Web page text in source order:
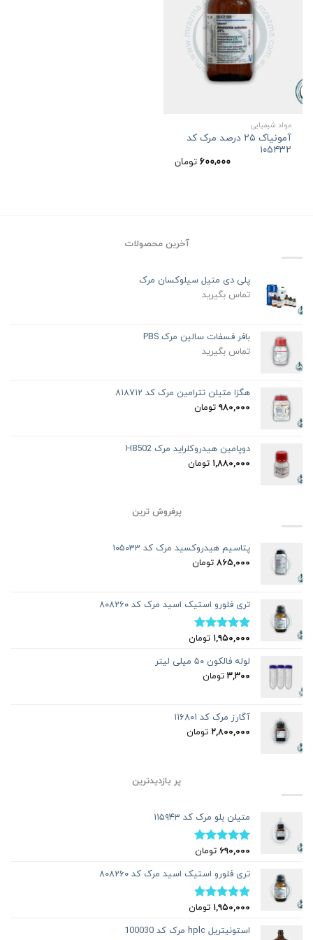
مواد شیمیایی
آمونیاک ۲۵ درصد مرک کد
۱۰۵۴۳۲
۶۰۰,۰۰۰تومان
آخرین محصولات
پلی دی متیل سیلوکسان مرک
تماس بگیرید
بافر فسفات سالین مرک PBS
تماس بگیرید
هگزا متیلن تترامین مرک کد ۸۱۸۷۱۲
۹۸۰,۰۰۰ تومان
دوپامین هیدروکلراید مرک H8502
۱,۸۸۰,۰۰۰ تومان
پرفروش ترین
پتاسیم هیدروکسید مرک کد ۱۰۵۰۳۳
۸۶۵,۰۰۰ تومان
تری فلورو استیک اسید مرک کد ۸۰۸۲۶۰
نمره۵.۰۰۱,۹۵۰,۰۰۰ تومان
لوله فالکون ۵۰ میلی لیتر
۳,۳۰۰ تومان
آگارز مرک کد ۱۱۶۸۰۱
۲,۸۰۰,۰۰۰ تومان
پر بازدیدترین
متیلن بلو مرک کد ۱۱۵۹۴۳
نمره۵.۰۰۶۹۰,۰۰۰ تومان
تری فلورو استیک اسید مرک کد ۸۰۸۲۶۰
نمره۵.۰۰۱,۹۵۰,۰۰۰ تومان
استونیتریل hplc مرک کد 100030